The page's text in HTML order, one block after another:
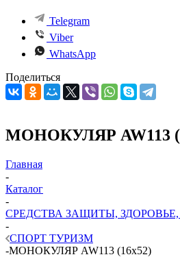
Telegram
Viber
WhatsApp
Поделиться
МОНОКУЛЯР AW113
Главная
-
Каталог
-
СРЕДСТВА ЗАЩИТЫ,
-
СПОРТ ТУРИЗМ
-МОНОКУЛЯР AW113 (16х52)